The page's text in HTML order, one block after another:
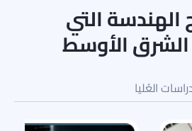
التي
الأوسط
العُليا